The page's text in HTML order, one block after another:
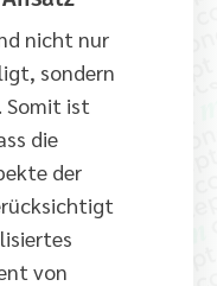
nicht nur
sondern
Somit ist
die
der
von